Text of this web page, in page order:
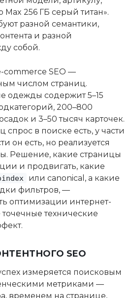
Max 256 ГБ серый титан».
разной семантики,
и разной
собой.
commerce SEO —
числом страниц.
содержит 5–15
200–800
и 3–50 тысяч карточек.
спрос в поиске есть, у части
он есть, но реализуется
Решение, какие страницы
и продвигать, какие
или canonical, а какие
фильтров, —
оптимизации интернет-
технические
SEO
измеряется поисковым
метриками —
временем на странице,